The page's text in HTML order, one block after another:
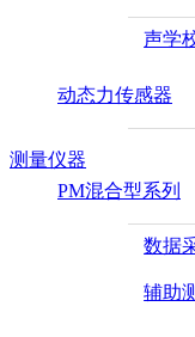
声学
动态力传感器
测量仪器
PM混合型系列
数据
辅助